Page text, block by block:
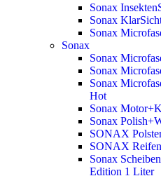
Sonax
Sonax
Sonax
Sonax
Sonax
Sonax
Sonax
Hot
Sonax
Sonax
SONAX
SONAX
Sonax
Edition 1 Liter